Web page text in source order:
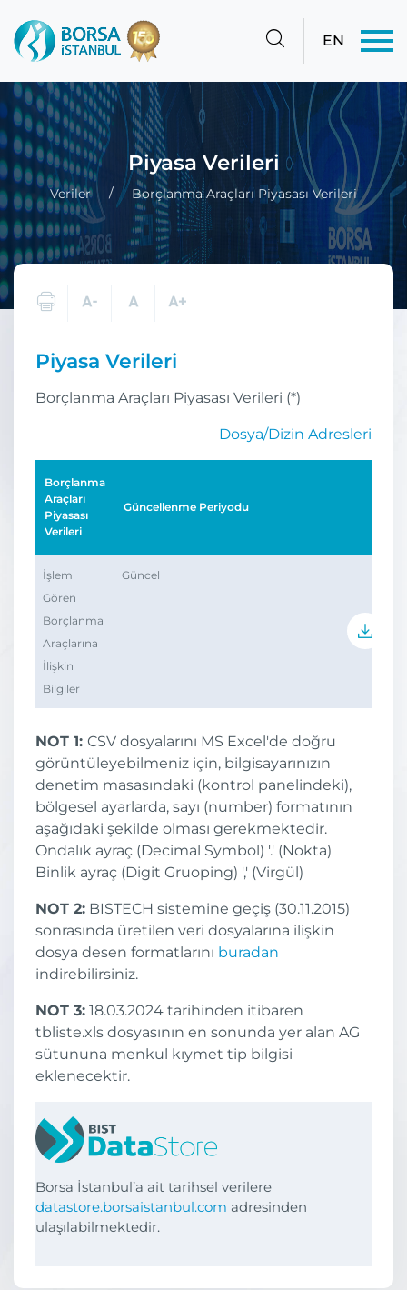
EN
Piyasa Verileri
Veriler Borçlanma Araçları Piyasası Verileri
Piyasa Verileri
Borçlanma Araçları Piyasası Verileri (*)
Dosya/Dizin Adresleri
Borçlanma
Araçları
Piyasası
Verileri
Güncellenme Periyodu
İşlem
Gören
Borçlanma
Araçlarına
İlişkin
Bilgiler
Güncel
NOT 1: CSV dosyalarını MS Excel'de doğru
görüntüleyebilmeniz için, bilgisayarınızın
denetim masasındaki (kontrol panelindeki),
bölgesel ayarlarda, sayı (number) formatının
aşağıdaki şekilde olması gerekmektedir.
Ondalık ayraç (Decimal Symbol) '.' (Nokta)
Binlik ayraç (Digit Gruoping) ',' (Virgül)
NOT 2: BISTECH sistemine geçiş (30.11.2015)
sonrasında üretilen veri dosyalarına ilişkin
dosya desen formatlarını buradan
indirebilirsiniz.
NOT 3: 18.03.2024 tarihinden itibaren
tbliste.xls dosyasının en sonunda yer alan AG
sütununa menkul kıymet tip bilgisi
eklenecektir.
Borsa İstanbul’a ait tarihsel verilere
datastore.borsaistanbul.com adresinden
ulaşılabilmektedir.